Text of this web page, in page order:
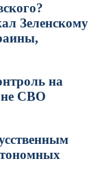
Зеленскому
на
СВО